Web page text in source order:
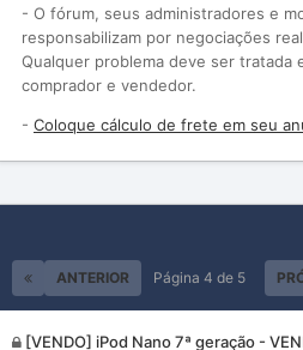
- O fórum, seus administradores e
responsabilizam por negociações
Qualquer problema deve ser tratada
comprador e vendedor.
- Coloque cálculo de frete em seu
ANTERIOR Página 4 de 5
[VENDO] iPod Nano 7ª geração -